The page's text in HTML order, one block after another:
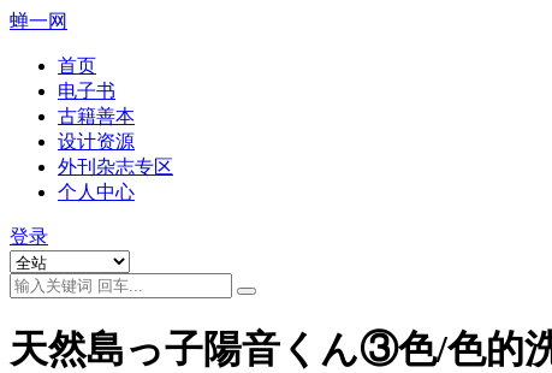
蝉一网
首页
电子书
古籍善本
设计资源
外刊杂志专区
个人中心
登录
天然島っ子陽音くん③色/色的